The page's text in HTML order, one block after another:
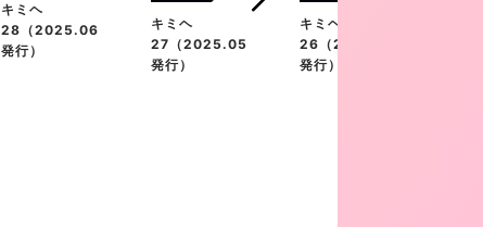
キミヘ
28（2025.06
発行）
キミヘ
27（2025.05
発行）
キミヘ
26（2025.02
発行）